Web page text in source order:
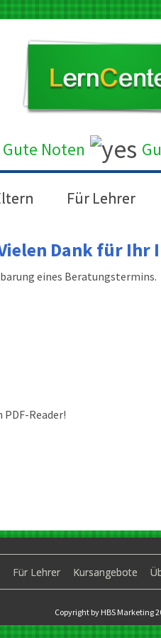
Gute Noten
Für Lehrer
Dank für Ihr
eines Beratungstermins.
Reader!
Für Lehrer Kursangebote
Copyright by HBS Marketing